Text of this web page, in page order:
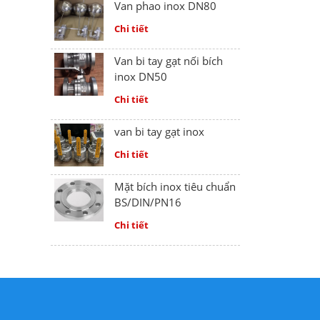
Van phao inox DN80
Chi tiết
Van bi tay gạt nối bích
inox DN50
Chi tiết
van bi tay gạt inox
Chi tiết
Mặt bích inox tiêu chuẩn
BS/DIN/PN16
Chi tiết